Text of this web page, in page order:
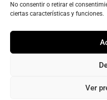
No consentir o retirar el
ciertas características y funciones.
Ver
TIENDA ONLINE:
EDICIÓN
PUBLICACIONES
Diseño web: